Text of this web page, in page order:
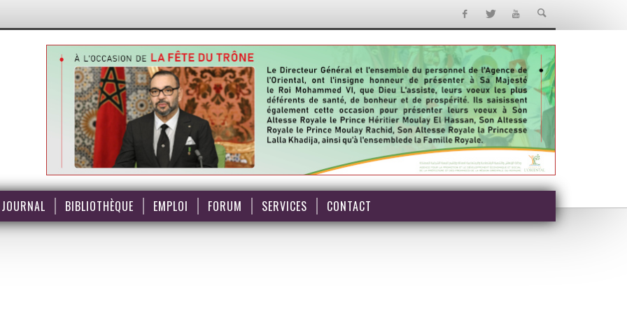
JOURNAL BIBLIOTHÈQUE EMPLOI FORUM SERVICES CONTACT